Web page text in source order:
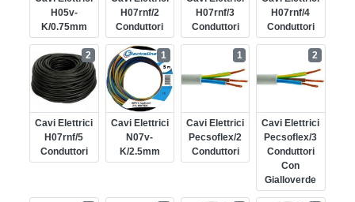
H05v-
K/0.75mm
H07rnf/2
Conduttori
H07rnf/3
Conduttori
H07rnf/4
Conduttori
Cavi Elettrici
H07rnf/5
Conduttori
2
Cavi Elettrici
N07v-
K/2.5mm
1
Cavi Elettrici
Pecsoflex/2
Conduttori
1
Cavi Elettrici
Pecsoflex/3
Conduttori
Con
Gialloverde
2